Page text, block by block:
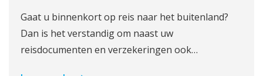
Gaat u binnenkort op reis naar het buitenland?
Dan is het verstandig om naast uw
reisdocumenten en verzekeringen ook…